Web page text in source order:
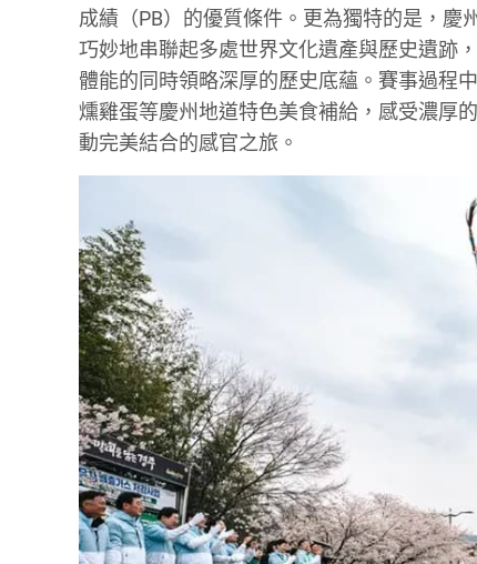
成績（PB）的優質條件。更為獨特的是，
巧妙地串聯起多處世界文化遺產與歷史遺跡
體能的同時領略深厚的歷史底蘊。賽事過程
燻雞蛋等慶州地道特色美食補給，感受濃厚
動完美結合的感官之旅。